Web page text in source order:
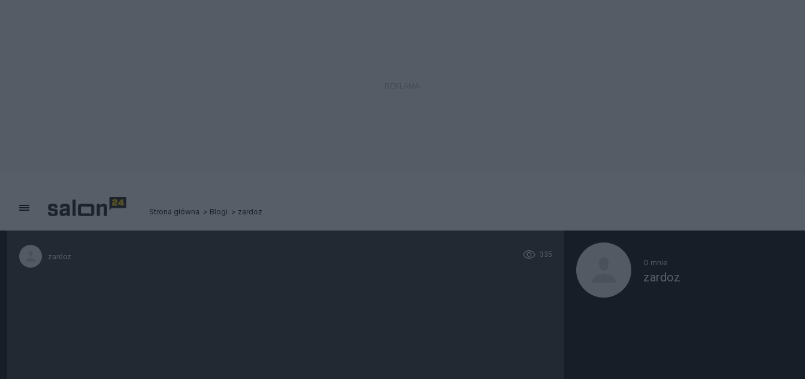
Strona główna Blogi zardoz
zardoz 335
O mnie
zardoz